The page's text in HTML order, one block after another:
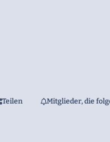
Teilen Mitglieder, die